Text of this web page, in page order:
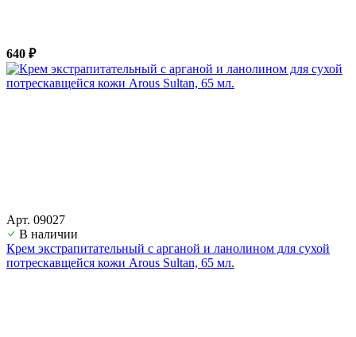
640 ₽
Арт. 09027
В наличии
Крем экстрапитательный с арганой и ланолином для сухой
потрескавщейся кожи Arous Sultan, 65 мл.